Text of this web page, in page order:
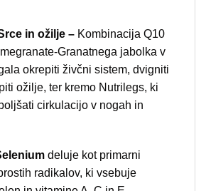
in ožilje – Kombinacija Q10
Granatnega jabolka v
okrepiti živčni sistem, dvigniti
ožilje, ter kremo Nutrilegs, ki
cirkulacijo v nogah in
deluje kot primarni
radikalov, ki vsebuje